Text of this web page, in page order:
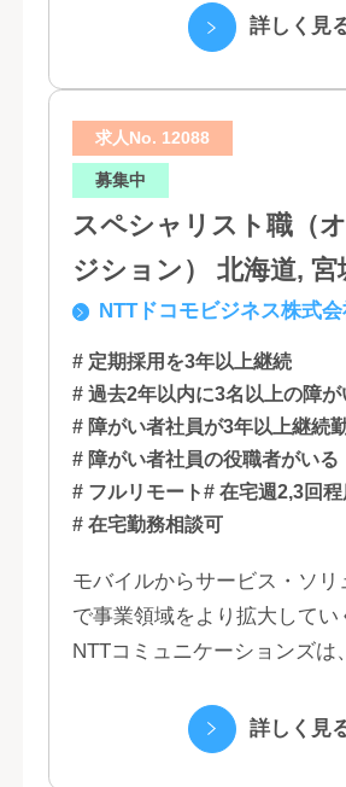
で、情報のスピード、質、量
詳しく見
求人No. 12088
募集中
スペシャリスト職（
ジション） 北海道, 宮城, 東京,
石川, 愛知, 大阪, 広島,
NTTドコモビジネス株式
# 定期採用を3年以上継続
# 過去2年以内に3名以上の障
# 障がい者社員が3年以上継続
# 障がい者社員の役職者がいる
# フルリモート# 在宅週2,3回程
# 在宅勤務相談可
モバイルからサービス・ソリ
で事業領域をより拡大してい
NTTコミュニケーションズは
たちは、クラウド、ネットワ
リティといっ...
詳しく見